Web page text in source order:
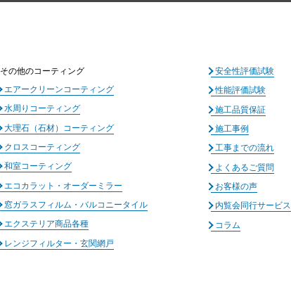
その他のコーティング
エアークリーンコーティング
水周りコーティング
大理石（石材）コーティング
クロスコーティング
和室コーティング
エコカラット・オーダーミラー
窓ガラスフィルム・バルコニータイル
エクステリア商品各種
レンジフィルター・玄関網戸
安全性評価試験
性能評価試験
施工品質保証
施工事例
工事までの流れ
よくあるご質問
お客様の声
内覧会同行サービス
コラム